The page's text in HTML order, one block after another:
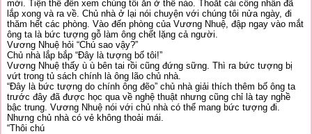
mới. Tiện thể đến xem chúng tôi ăn ở thế nào. Thoắt cái công nhân đã
lắp xong và ra về. Chủ nhà ở lại nói chuyện với chúng tôi nửa ngày, đi
thăm hết các phòng. Vào đến phòng của Vương Nhuệ, đập ngay vào mắt
ông ta là bức tượng gỗ làm ông chết lặng cả người.
Vương Nhuệ hỏi “Chú sao vậy?”
Chủ nhà lắp bắp “Đây là tượng bố tôi!”
Vương Nhuệ thấy ù ù bên tai rồi cũng đứng sững. Thì ra bức tượng bị
vứt trong tủ sách chính là ông lão chủ nhà.
“Đây là bức tượng do chính ông đẽo” chủ nhà giải thích thêm bố ông ta
trước đây đã được học qua về nghệ thuật nhưng cũng chỉ là tay nghề
bậc trung. Vương Nhuệ nói với chủ nhà có thể mang bức tượng đi.
Nhưng chủ nhà có vẻ không thoải mái.
“Thôi chú